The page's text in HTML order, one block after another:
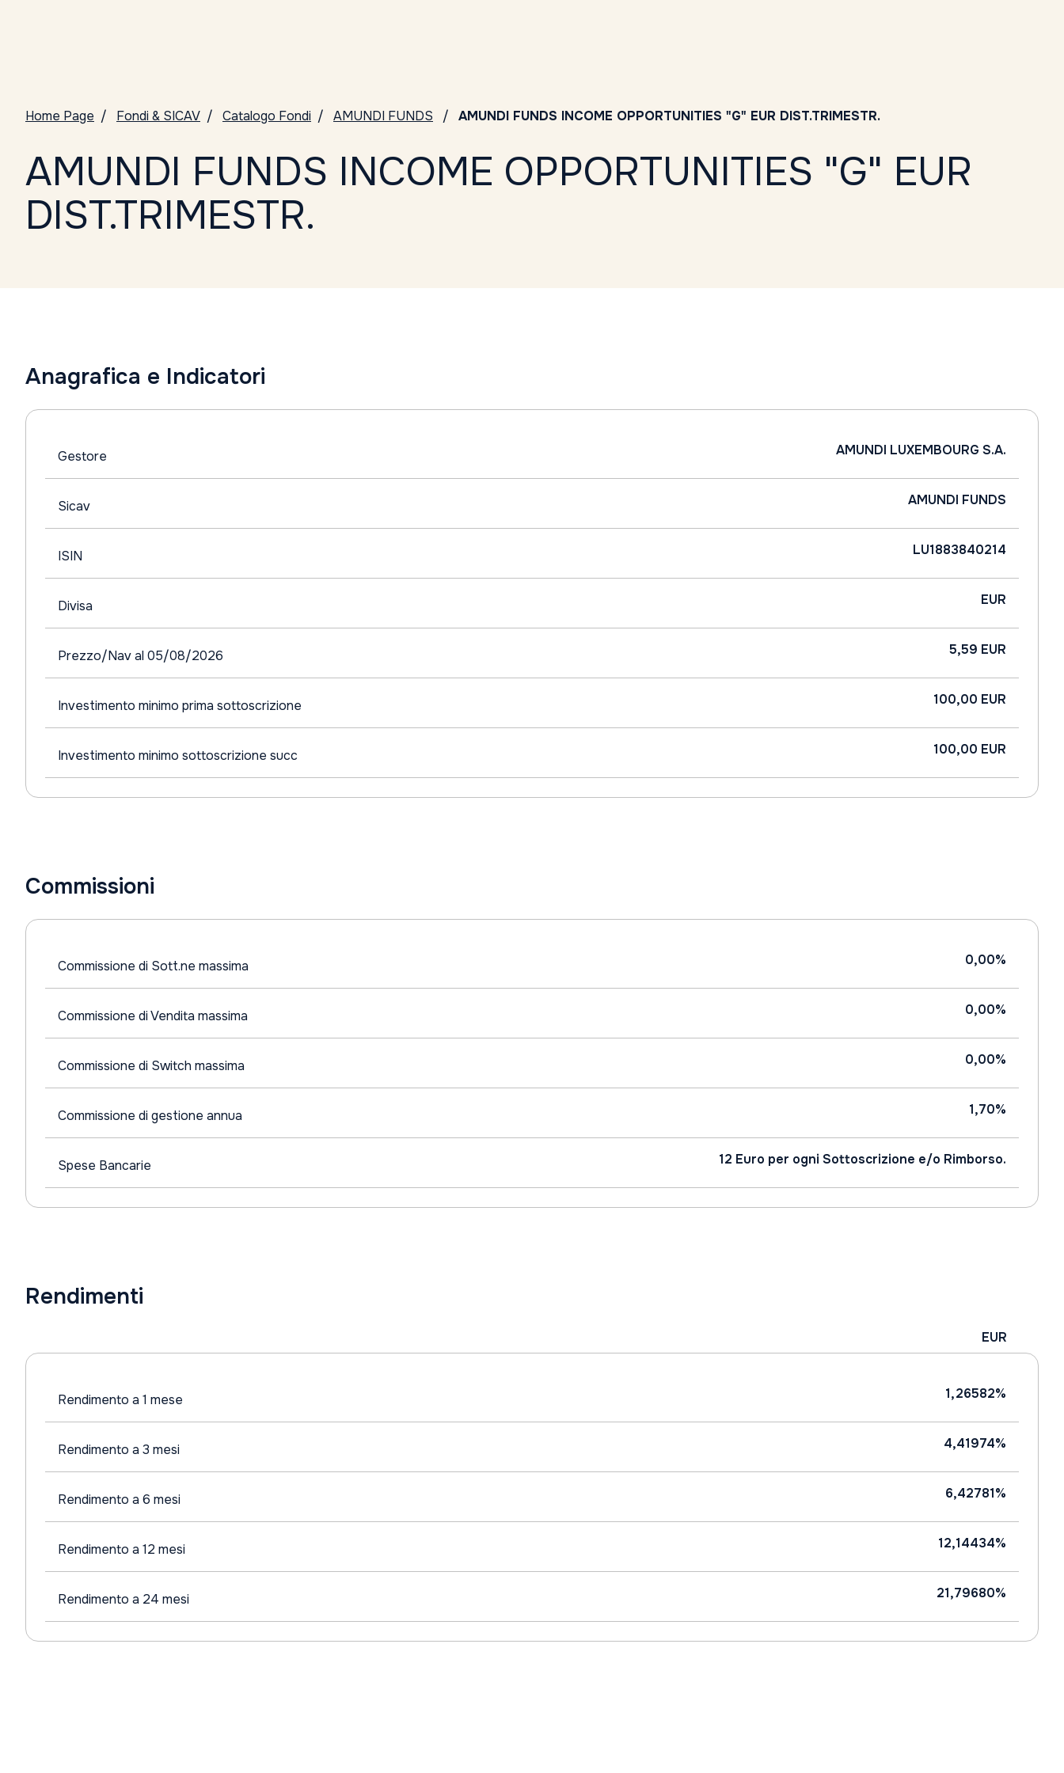
Home Page Fondi & SICAV Catalogo Fondi AMUNDI FUNDS AMUNDI FUNDS INCOME OPPORTUNITIES "G" EUR DIST.TRIMESTR.
AMUNDI FUNDS INCOME OPPORTUNITIES "G" EUR
DIST.TRIMESTR.
Anagrafica e Indicatori
Gestore AMUNDI LUXEMBOURG S.A.
Sicav AMUNDI FUNDS
ISIN LU1883840214
Divisa EUR
Prezzo/Nav al 05/08/2026 5,59 EUR
Investimento minimo prima sottoscrizione 100,00 EUR
Investimento minimo sottoscrizione succ 100,00 EUR
Commissioni
Commissione di Sott.ne massima 0,00%
Commissione di Vendita massima 0,00%
Commissione di Switch massima 0,00%
Commissione di gestione annua 1,70%
Spese Bancarie 12 Euro per ogni Sottoscrizione e/o Rimborso.
Rendimenti
EUR
Rendimento a 1 mese 1,26582%
Rendimento a 3 mesi 4,41974%
Rendimento a 6 mesi 6,42781%
Rendimento a 12 mesi 12,14434%
Rendimento a 24 mesi 21,79680%